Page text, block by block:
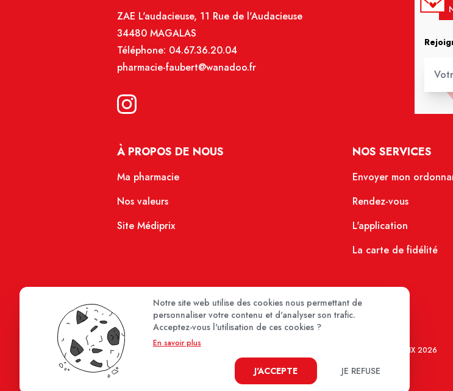
ZAE L'audacieuse, 11 Rue de l'Audacieuse
34480 MAGALAS
Téléphone: 04.67.36.20.04
pharmacie-faubert@wanadoo.fr
À PROPOS DE NOUS
Ma pharmacie
Nos valeurs
Site Médiprix
NOS SERVICES
Envoyer mon
Rendez-vous
L'application
La carte de fidélité
MEDIPRIX 2026
Notre site web utilise des cookies nous permettant de
personnaliser votre contenu et d'analyser son trafic.
Acceptez-vous l'utilisation de ces cookies ?
En savoir plus
J'ACCEPTE JE REFUSE